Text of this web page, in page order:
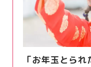
「お年玉とら